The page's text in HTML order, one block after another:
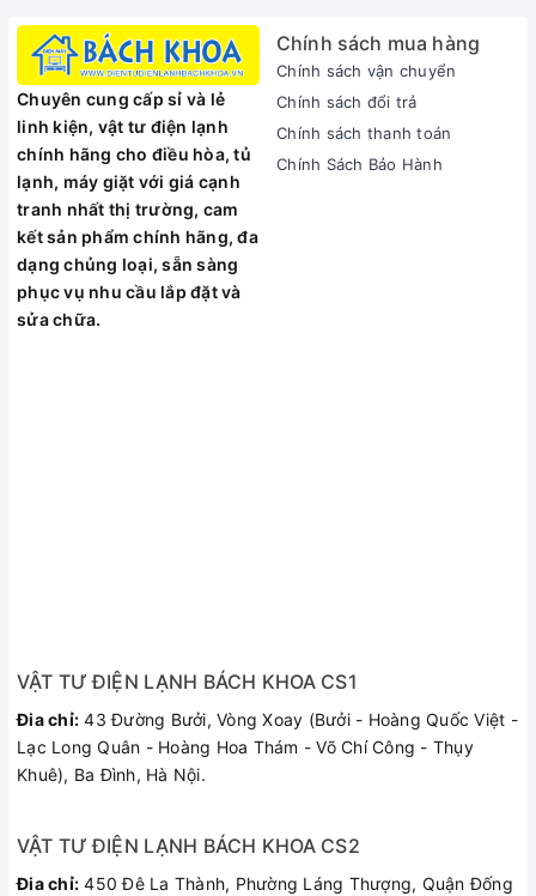
Chuyên cung cấp sỉ và lẻ
linh kiện, vật tư điện lạnh
chính hãng cho điều hòa, tủ
lạnh, máy giặt với giá cạnh
tranh nhất thị trường, cam
kết sản phẩm chính hãng, đa
dạng chủng loại, sẵn sàng
phục vụ nhu cầu lắp đặt và
sửa chữa.
Chính sách mua hàng
Chính sách vận chuyển
Chính sách đổi trả
Chính sách thanh toán
Chính Sách Bảo Hành
VẬT TƯ ĐIỆN LẠNH BÁCH KHOA CS1
Đia chỉ: 43 Đường Bưởi, Vòng Xoay (Bưởi - Hoàng Quốc Việt -
Lạc Long Quân - Hoàng Hoa Thám - Võ Chí Công - Thụy
Khuê), Ba Đình, Hà Nội.
VẬT TƯ ĐIỆN LẠNH BÁCH KHOA CS2
Đia chỉ: 450 Đê La Thành, Phường Láng Thượng, Quận Đống